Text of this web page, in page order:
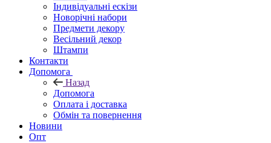
Індивідуальні ескізи
Новорічні набори
Предмети декору
Весільний декор
Штампи
Контакти
Допомога
Назад
Допомога
Оплата і доставка
Обмін та повернення
Новини
Опт